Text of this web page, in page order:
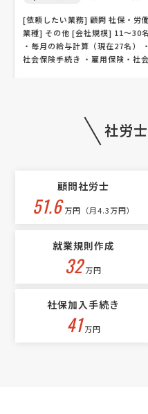
総額予算 相談して決
[依頼したい業務] 顧問 社保・労
業種] その他 [会社規模] 11〜30
・毎月の給与計算（現在27名）
人気案件
[依頼したい業務] 顧問社労士 給
社規模] 11〜30名 [依頼・相談
社労
顧問社労士
51.6 万円（月4.3万円）
就業規則作成
32 万円
社保加入手続き
41 万円